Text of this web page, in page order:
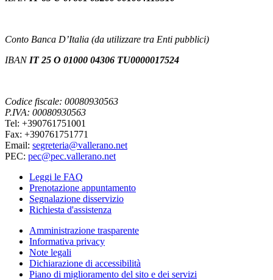
Conto Banca D’Italia (da utilizzare tra Enti pubblici)
IBAN IT 25 O 01000 04306 TU0000017524
Codice fiscale: 00080930563
P.IVA: 00080930563
Tel: +390761751001
Fax: +390761751771
Email: segreteria@vallerano.net
PEC: pec@pec.vallerano.net
Leggi le FAQ
Prenotazione appuntamento
Segnalazione disservizio
Richiesta d'assistenza
Amministrazione trasparente
Informativa privacy
Note legali
Dichiarazione di accessibilità
Piano di miglioramento del sito e dei servizi